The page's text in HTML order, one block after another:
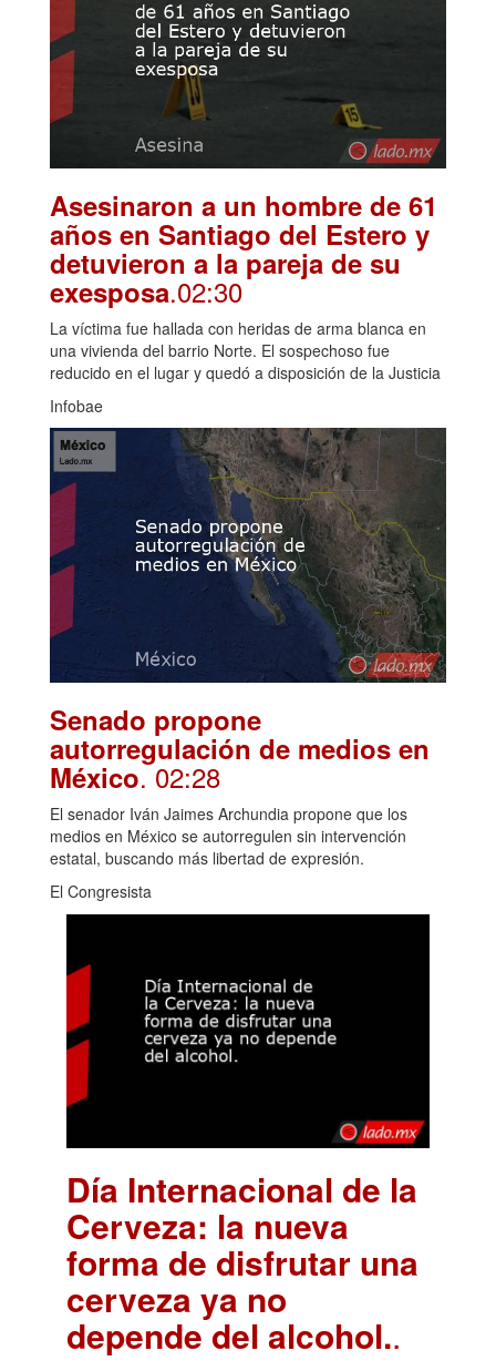
Asesinaron a un hombre de 61
años en Santiago del Estero y
detuvieron a la pareja de su
exesposa.02:30
La víctima fue hallada con heridas de arma blanca en
una vivienda del barrio Norte. El sospechoso fue
reducido en el lugar y quedó a disposición de la Justicia
Infobae
Senado propone
autorregulación de medios en
México. 02:28
El senador Iván Jaimes Archundia propone que los
medios en México se autorregulen sin intervención
estatal, buscando más libertad de expresión.
El Congresista
Día Internacional de la
Cerveza: la nueva
forma de disfrutar una
cerveza ya no
depende del alcohol..